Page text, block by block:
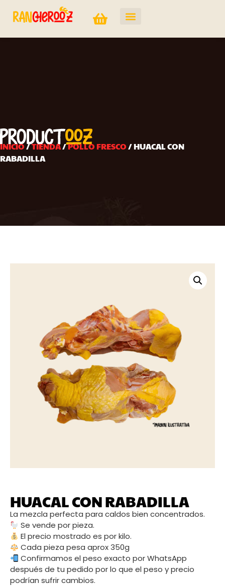
INICIO/TIENDA/POLLO FRESCO/ HUACAL CON
RABADILLA
HUACAL CON RABADILLA
La mezcla perfecta para caldos bien concentrados.
Se vende por pieza.
El precio mostrado es por kilo.
Cada pieza pesa aprox 350g
Confirmamos el peso exacto por WhatsApp
después de tu pedido por lo que el peso y precio
podrían sufrir cambios.